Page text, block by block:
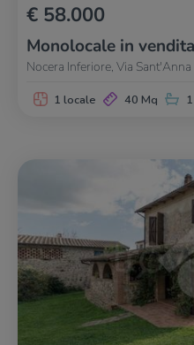
€ 58.000
Monolocale in vendita
Nocera Inferiore, Via Sant'Anna
1 locale 40 Mq